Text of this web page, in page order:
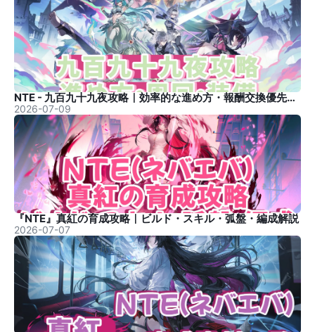
NTE - 九百九十九夜攻略｜効率的な進め方・報酬交換優先度まとめ
2026-07-09
『NTE』真紅の育成攻略｜ビルド・スキル・弧盤・編成解説
2026-07-07